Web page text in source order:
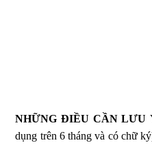
NHỮNG ĐIỀU CẦN LƯU
dụng trên 6 tháng và có chữ